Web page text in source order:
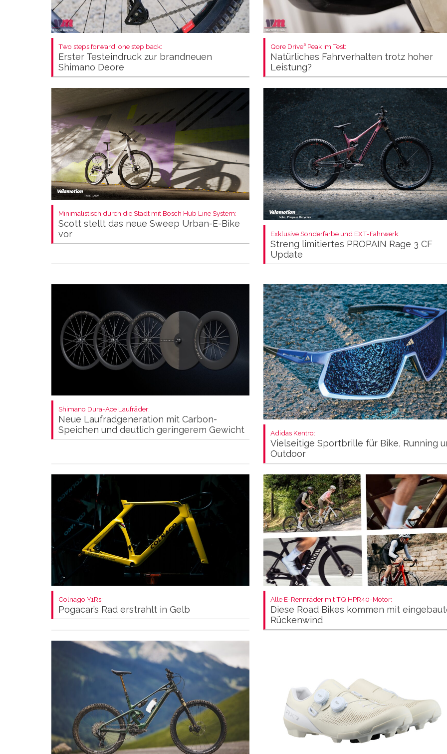
Two steps forward, one step back:
Erster Testeindruck zur brandneuen
Shimano Deore
Qore Drive³ Peak im Test:
Natürliches Fahrverhalten trotz hoher
Leistung?
Minimalistisch durch die Stadt mit Bosch Hub Line System:
Scott stellt das neue Sweep Urban-E-Bike
vor
Exklusive Sonderfarbe und EXT-Fahrwerk:
Streng limitiertes PROPAIN Rage 3 CF
Update
Shimano Dura-Ace Laufräder:
Neue Laufradgeneration mit Carbon-
Speichen und deutlich geringerem Gewicht
Adidas Kentro:
Vielseitige Sportbrille für Bike, Running
Outdoor
Colnago Y1Rs:
Pogacar’s Rad erstrahlt in Gelb
Alle E-Rennräder mit TQ HPR40-Motor:
Diese Road Bikes kommen mit
Rückenwind